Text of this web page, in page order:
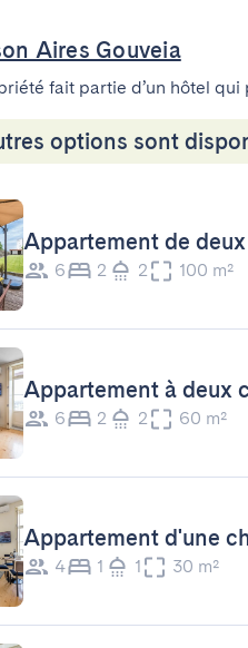
Aires Gouveia
fait partie d’un hôtel
options sont
Appartement de
6 2 2 100 m²
Appartement à deux
6 2 2 60 m²
Appartement d'une
4 1 1 30 m²